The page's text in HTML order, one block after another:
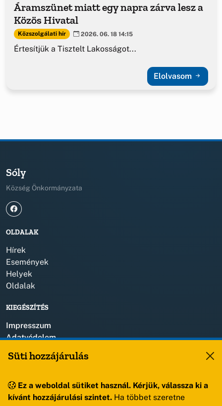
Áramszünet miatt egy napra zárva lesz a
Közös Hivatal
Közszolgálati hír 2026. 06. 18 14:15
Értesítjük a Tisztelt Lakosságot...
Elolvasom
Sóly
Község Önkormányzata
OLDALAK
Hírek
Események
Helyek
Oldalak
KIEGÉSZÍTÉS
Impresszum
Adatvédelem
+36 88 459 150
8193 Sóly, Kossuth Lajos u.57.
Süti hozzájárulás
Ez a weboldal sütiket használ. Kérjük, válassza ki a
kívánt hozzájárulási szintet. Ha többet szeretne